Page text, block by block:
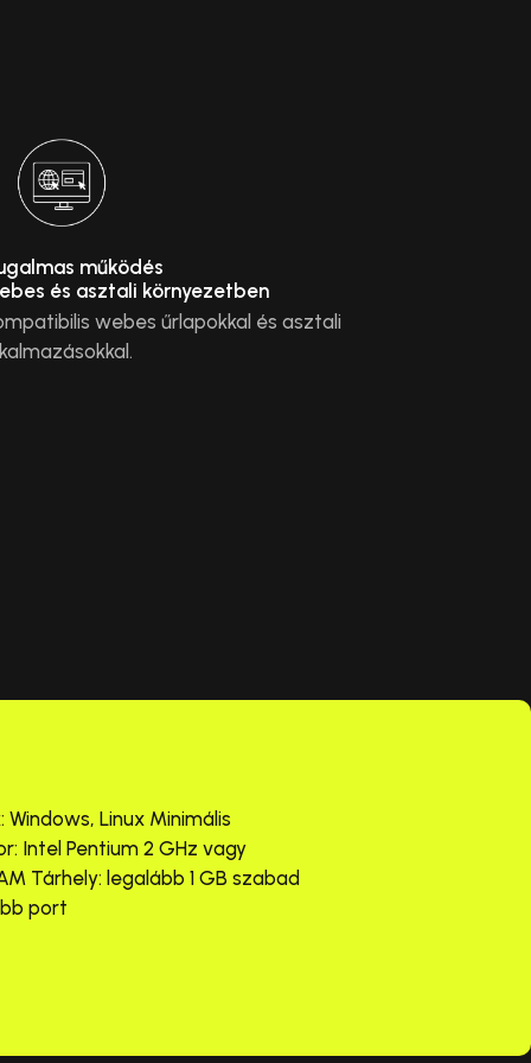
működés
és asztali környezetben
webes űrlapokkal és asztali
Linux Minimális
Intel Pentium 2 GHz vagy
Tárhely: legalább 1 GB szabad
port